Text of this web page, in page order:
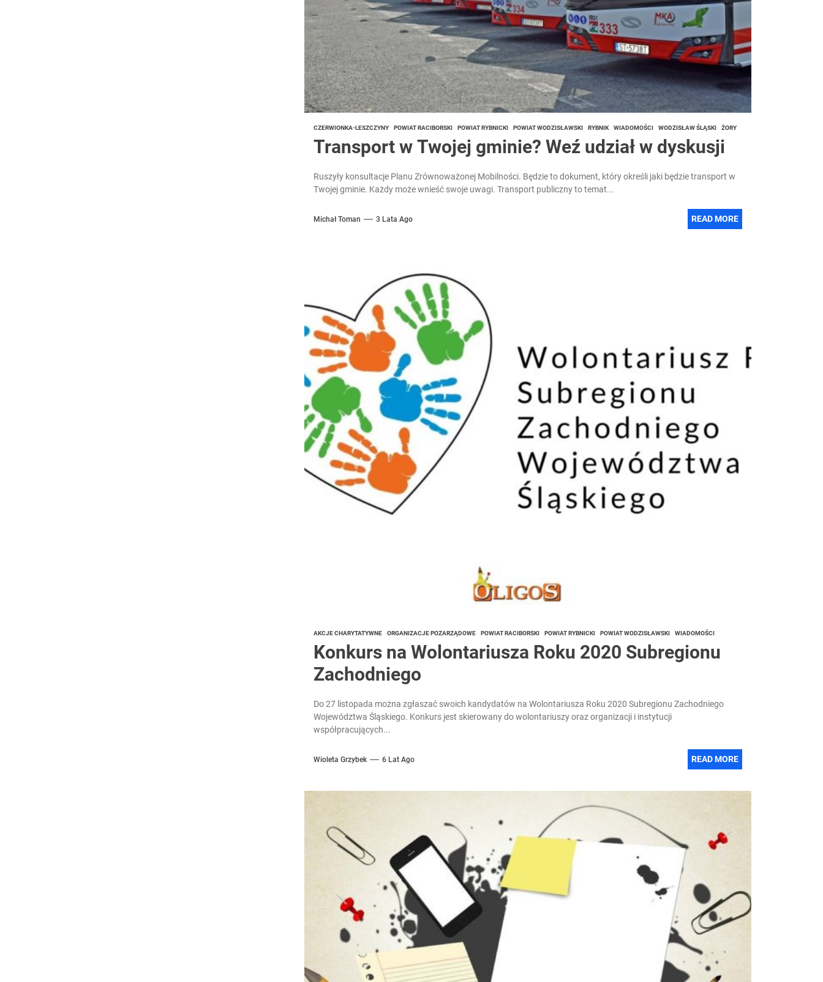
CZERWIONKA-LESZCZYNY POWIAT RACIBORSKI POWIAT RYBNICKI POWIAT WODZISŁAWSKI RYBNIK WIADOMOŚCI WODZISŁAW ŚLĄSKI ŻORY
Transport w Twojej gminie? Weź udział w dyskusji
Ruszyły konsultacje Planu Zrównoważonej Mobilności. Będzie to dokument, który określi jaki będzie transport w
Twojej gminie. Każdy może wnieść swoje uwagi. Transport publiczny to temat...
Michał Toman 3 Lata Ago READ MORE
AKCJE CHARYTATYWNE ORGANIZACJE POZARZĄDOWE POWIAT RACIBORSKI POWIAT RYBNICKI POWIAT WODZISŁAWSKI WIADOMOŚCI
Konkurs na Wolontariusza Roku 2020 Subregionu
Zachodniego
Do 27 listopada można zgłaszać swoich kandydatów na Wolontariusza Roku 2020 Subregionu Zachodniego
Województwa Śląskiego. Konkurs jest skierowany do wolontariuszy oraz organizacji i instytucji
współpracujących...
Wioleta Grzybek 6 Lat Ago READ MORE